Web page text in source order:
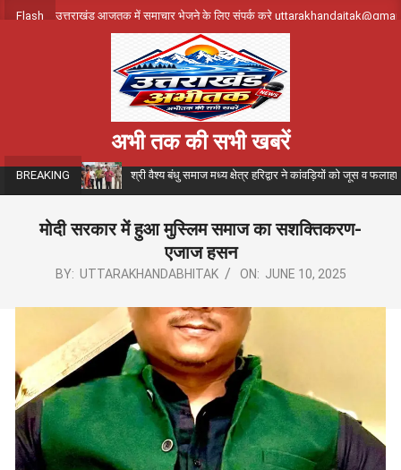
SkipFlash उत्तराखंड आजतक में समाचार भेजने के लिए संपर्क करे
अभी तक की सभी खबरें
BREAKING श्री वैश्य बंधु समाज मध्य क्षेत्र हरिद्वार ने कांवड़ियों को जूस व
मोदी सरकार में हुआ मुस्लिम समाज का सशक्तिकरण-
एजाज हसन
BY: UTTARAKHANDABHITAK ON: JUNE 10, 2025